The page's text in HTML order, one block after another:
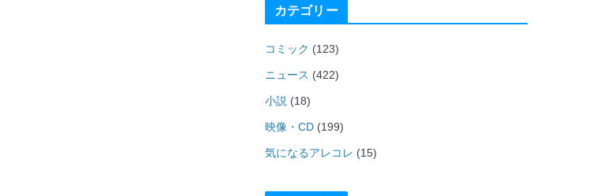
カテゴリー
コミック (123)
ニュース (422)
小説 (18)
映像・CD (199)
気になるアレコレ (15)